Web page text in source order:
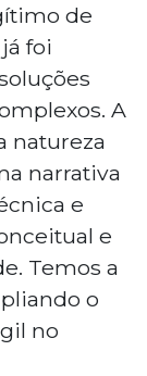
de
foi
A
natureza
narrativa
e
e
Temos a
o
no